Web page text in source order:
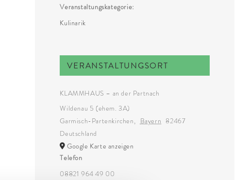
Veranstaltungskategorie:
Kulinarik
VERANSTALTUNGSORT
KLAMMHAUS – an der Partnach
Wildenau 5 (ehem. 3A)
Garmisch-Partenkirchen, Bayern
82467
Deutschland
Google Karte anzeigen
Telefon
08821 964 49 00